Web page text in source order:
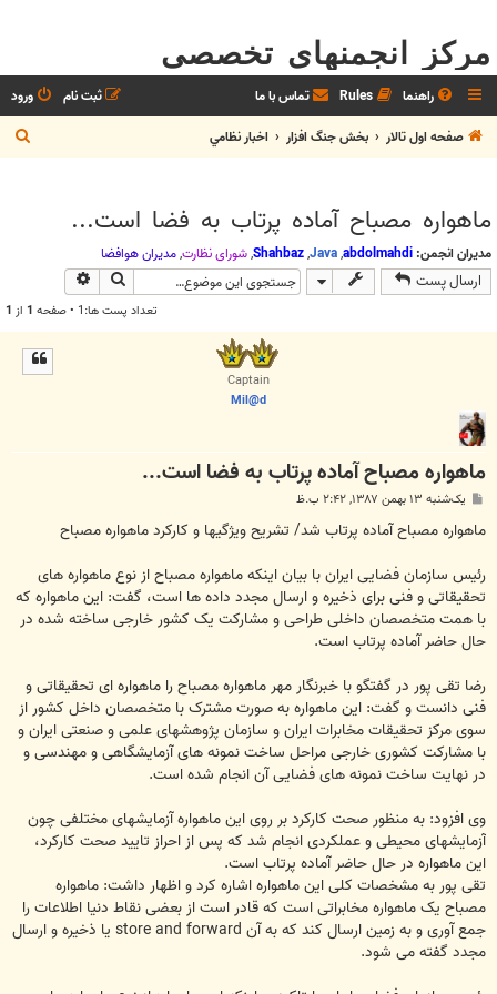
مرکز انجمنهای تخصصی
راهنما Rules تماس با ما ورود
ثبت نام
صفحه اول تالار
بخش جنگ افزار اخبار نظامي
س
ماهواره مصباح آماده پرتاب به فضا است...
مدیران انجمن: abdolmahdi
,
Java
,
Shahbaz
,شوراي نظارت,مديران هوافضا
ارسال پست جستجو
تعداد پست ها:1 • صفحه 1 از 1
Captain
Mil@d
ماهواره مصباح آماده پرتاب به فضا است...
ت
یک‌شنبه ۱۳ بهمن ۱۳۸۷, ۲:۴۲ ب.ظ
ماهواره مصباح آماده پرتاب شد/ تشریح ویژگیها و کارکرد ماهواره مصباح
رئیس سازمان فضایی ایران با بیان اینکه ماهواره مصباح از نوع ماهواره های
تحقیقاتی و فنی برای ذخیره و ارسال مجدد داده ها است، گفت: این ماهواره که
با همت متخصصان داخلی طراحی و مشارکت یک کشور خارجی ساخته شده در
حال حاضر آماده پرتاب است.
رضا تقی پور در گفتگو با خبرنگار مهر ماهواره مصباح را ماهواره ای تحقیقاتی و
فنی دانست و گفت: این ماهواره به صورت مشترک با متخصصان داخل کشور از
سوی مرکز تحقیقات مخابرات ایران و سازمان پژوهشهای علمی و صنعتی ایران و
با مشارکت کشوری خارجی مراحل ساخت نمونه های آزمایشگاهی و مهندسی و
در نهایت ساخت نمونه های فضایی آن انجام شده است.
وی افزود: به منظور صحت کارکرد بر روی این ماهواره آزمایشهای مختلفی چون
آزمایشهای محیطی و عملکردی انجام شد که پس از احراز تایید صحت کارکرد،
این ماهواره در حال حاضر آماده پرتاب است.
تقی پور به مشخصات کلی این ماهواره اشاره کرد و اظهار داشت: ماهواره
مصباح یک ماهواره مخابراتی است که قادر است از بعضی نقاط دنیا اطلاعات را
جمع آوری و به زمین ارسال کند که به آن store and forward یا ذخیره و ارسال
مجدد گفته می شود.